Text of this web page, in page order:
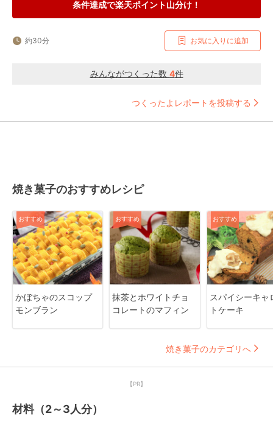
条件達成で楽天ポイント山分け！
約30分 お気に入りに追加
みんながつくった数 4件
つくったよレポートを投稿する
焼き菓子のおすすめレシピ
おすすめ
かぼちゃのスコップ
モンブラン
おすすめ
抹茶とホワイトチョ
コレートのマフィン
おすすめ
スパイシーキャ
トケーキ
焼き菓子のカテゴリへ
【PR】
材料（2～3人分）